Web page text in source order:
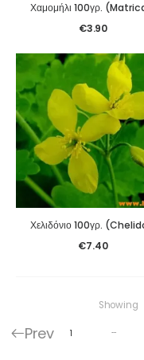
€3.90
€7.40
Showing
Prev 1 …